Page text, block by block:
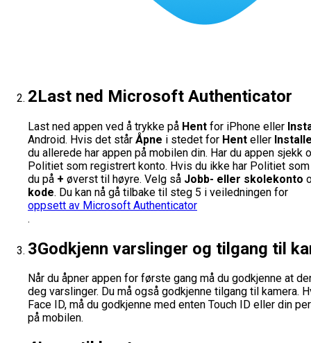
2Last ned Microsoft Authenticator
Last ned appen ved å trykke på Hent for iPhone eller
Android. Hvis det står Åpne i stedet for Hent eller
du allerede har appen på mobilen din. Har du appen sjekk
Politiet som registrert konto. Hvis du ikke har Politiet
du på + øverst til høyre. Velg så Jobb- eller skolekonto
kode. Du kan nå gå tilbake til steg 5 i veiledningen for
oppsett av Microsoft Authenticator
.
3Godkjenn varslinger og tilgang til
Når du åpner appen for første gang må du godkjenne at
deg varslinger. Du må også godkjenne tilgang til kamera.
Face ID, må du godkjenne med enten Touch ID eller din
på mobilen.